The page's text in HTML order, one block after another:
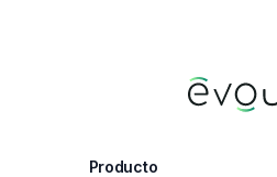
Producto